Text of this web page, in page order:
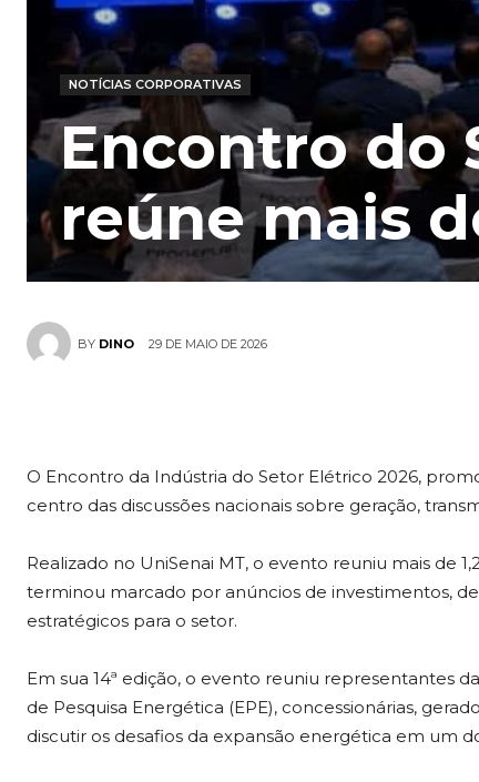
NOTÍCIAS CORPORATIVAS
Encontro do
reúne mais
BY DINO 29 DE MAIO DE 2026
O Encontro da Indústria do Setor Elétrico 2026,
centro das discussões nacionais sobre geração,
Realizado no UniSenai MT, o evento reuniu mais de
terminou marcado por anúncios de investimentos,
estratégicos para o setor.
Em sua 14ª edição, o evento reuniu representantes
de Pesquisa Energética (EPE), concessionárias,
discutir os desafios da expansão energética em um